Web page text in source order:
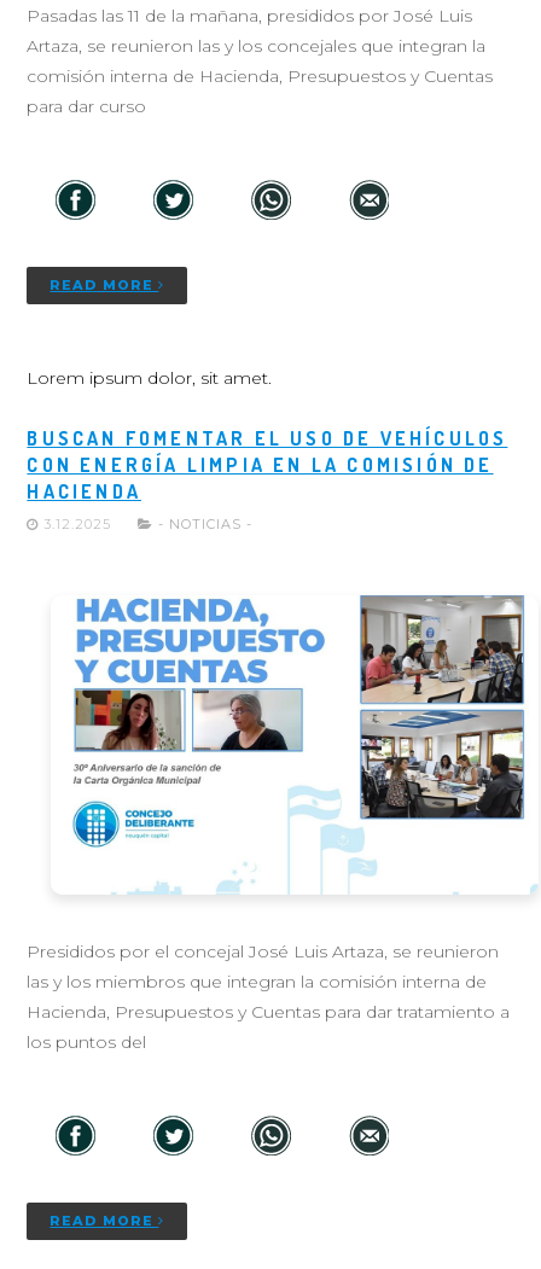
Pasadas las 11 de la mañana, presididos por José Luis
Artaza, se reunieron las y los concejales que integran la
comisión interna de Hacienda, Presupuestos y Cuentas
para dar curso
READ MORE
Lorem ipsum dolor, sit amet.
BUSCAN FOMENTAR EL USO DE VEHÍCULOS
CON ENERGÍA LIMPIA EN LA COMISIÓN DE
HACIENDA
3.12.2025 - NOTICIAS -
Presididos por el concejal José Luis Artaza, se reunieron
las y los miembros que integran la comisión interna de
Hacienda, Presupuestos y Cuentas para dar tratamiento a
los puntos del
READ MORE